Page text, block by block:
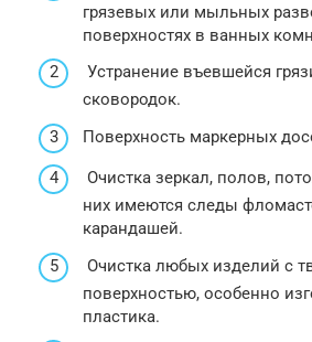
грязевых или мыльных
поверхностях в ванных
Устранение въевшейся
сковородок.
Поверхность маркерных
Очистка зеркал, полов,
них имеются следы
карандашей.
Очистка любых изделий с
поверхностью, особенно
пластика.